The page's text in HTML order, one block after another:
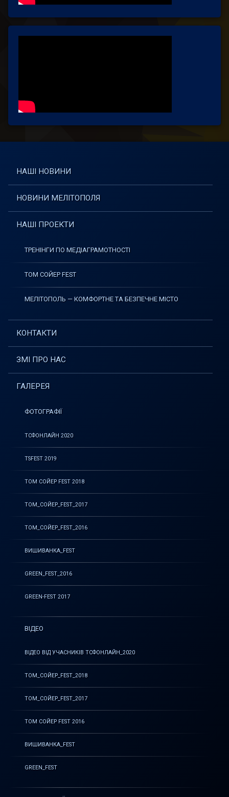
НАШІ НОВИНИ
НОВИНИ МЕЛІТОПОЛЯ
НАШІ ПРОЕКТИ
ТРЕНІНГИ ПО МЕДІАГРАМОТНОСТІ
ТОМ СОЙЕР FEST
МЕЛІТОПОЛЬ — КОМФОРТНЕ ТА БЕЗПЕЧНЕ МІСТО
КОНТАКТИ
ЗМІ ПРО НАС
ГАЛЕРЕЯ
ФОТОГРАФІЇ
ТСФОНЛАЙН 2020
TSFEST 2019
ТОМ СОЙЕР FEST 2018
ТОМ_СОЙЕР_FEST_2017
ТОМ_СОЙЕР_FEST_2016
ВИШИВАНКА_FEST
GREEN_FEST_2016
GREEN-FEST 2017
ВІДЕО
ВІДЕО ВІД УЧАСНИКІВ ТСФОНЛАЙН_2020
ТОМ_СОЙЕР_FEST_2018
ТОМ_СОЙЕР_FEST_2017
ТОМ СОЙЕР FEST 2016
ВИШИВАНКА_FEST
GREEN_FEST